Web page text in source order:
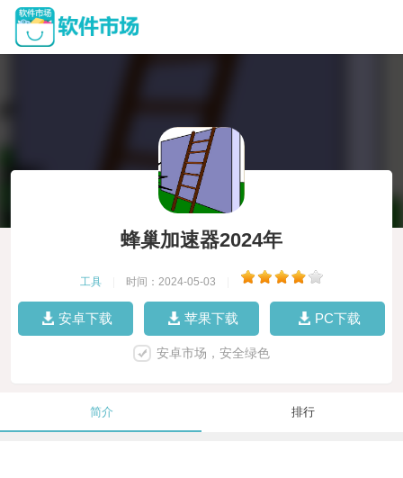
蜂巢加速器2024年
工具 时间：2024-05-03
安卓下载 苹果下载 PC下载
安卓市场，安全绿色
简介 排行